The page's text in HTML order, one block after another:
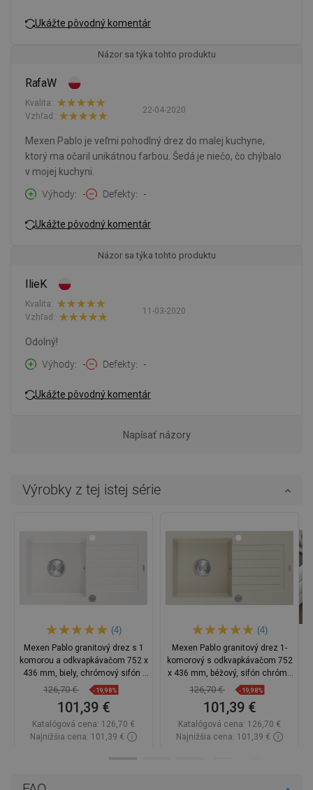
Ukážte pôvodný komentár
Názor sa týka tohto produktu
RafaW
22-04-2020
Kvalita:
Vzhľad:
Mexen Pablo je veľmi pohodlný drez do malej kuchyne,
ktorý ma očaril unikátnou farbou. Šedá je niečo, čo chýbalo
v mojej kuchyni.
Výhody
- Defekty -
Ukážte pôvodný komentár
Názor sa týka tohto produktu
IlieK
11-03-2020
Kvalita:
Vzhľad:
Odolný!
Výhody
- Defekty -
Ukážte pôvodný komentár
Napísať názory
Výrobky z tej istej série
(4)
Mexen Pablo granitový drez s 1
komorou a odkvapkávačom 752 x
436 mm, biely, chrómový sifón -
6510751010-20
126,70 € -19,98%
101,39 €
Katalógová cena: 126,70 €
Najnižšia cena: 101,39 €
(4)
Mexen Pablo granitový drez 1-
komorový s odkvapkávačom 752
x 436 mm, béžový, sifón chróm -
6510751010-69
126,70 € -19,98%
101,39 €
Katalógová cena: 126,70 €
Najnižšia cena: 101,39 €